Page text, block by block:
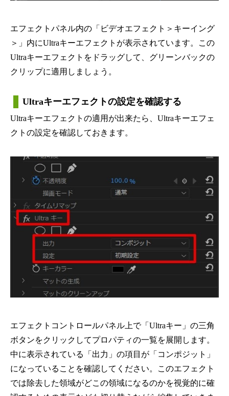
エフェクトパネル内の「ビデオエフェクト＞キーイング
＞」内にUltraキーエフェクトが表示されています。この
Ultraキーエフェクトをドラッグして、グリーンバックの
クリップに適用しましょう。
Ultraキーエフェクトの設定を確認する
Ultraキーエフェクトの適用が出来たら、Ultraキーエフェ
クトの設定を確認しておきます。
エフェクトコントロールパネル上で「Ultraキー」の三角
ボタンをクリックしてプロパティの一覧を展開します。
中に表示されている「出力」の項目が「コンポジット」
になっていることを確認してください。このエフェクト
では除去した領域がどこの領域になるのかを視覚的に確